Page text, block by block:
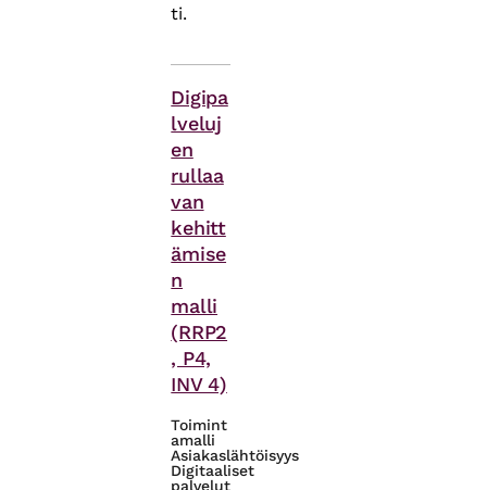
ti.
Digipa
lveluj
en
rullaa
van
kehitt
ämise
n
malli
(RRP2
, P4,
INV 4)
Toimint
amalli
Asiakaslähtöisyys
Digitaaliset
palvelut